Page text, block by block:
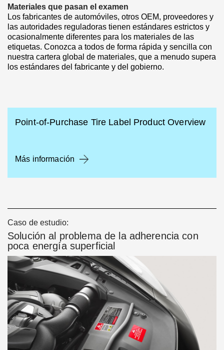
Materiales que pasan el examen
Los fabricantes de automóviles, otros OEM, proveedores y
las autoridades reguladoras tienen estándares estrictos y
ocasionalmente diferentes para los materiales de las
etiquetas. Conozca a todos de forma rápida y sencilla con
nuestra cartera global de materiales, que a menudo supera
los estándares del fabricante y del gobierno.
Point-of-Purchase Tire Label Product Overview
Más información
Caso de estudio:
Solución al problema de la adherencia con
poca energía superficial